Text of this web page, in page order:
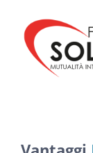
contenuto